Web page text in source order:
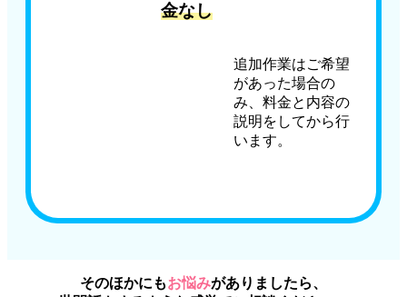
金なし
追加作業はご希望
があった場合の
み、料金と内容の
説明をしてから行
います。
そのほかにもお悩みがありましたら、